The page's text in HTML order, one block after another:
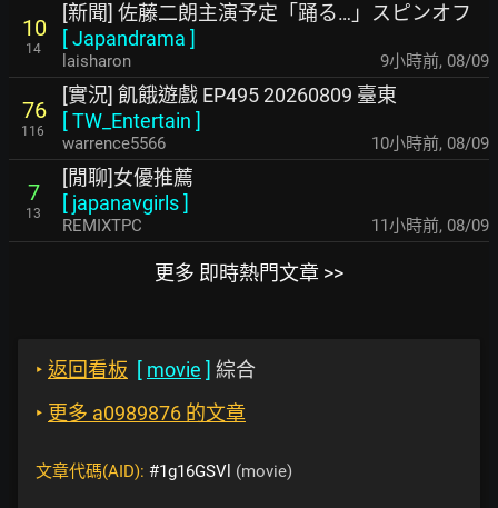
10
14
[新聞] 佐藤二朗主演予定「踊る…」スピンオフ
[Japandrama ]
laisharon 9小時前, 08/09
76
116
[實況] 飢餓遊戲 EP495 20260809 臺東
[TW_Entertain ]
warrence5566 10小時前, 08/09
7
13
[閒聊]女優推薦
[ japanavgirls]
REMIXTPC 11小時前, 08/09
更多 即時熱門文章 >>
‣ 返回看板 [ movie ] 綜合
‣ 更多 a0989876 的文章
文章代碼(AID): #1g16GSVl (movie)